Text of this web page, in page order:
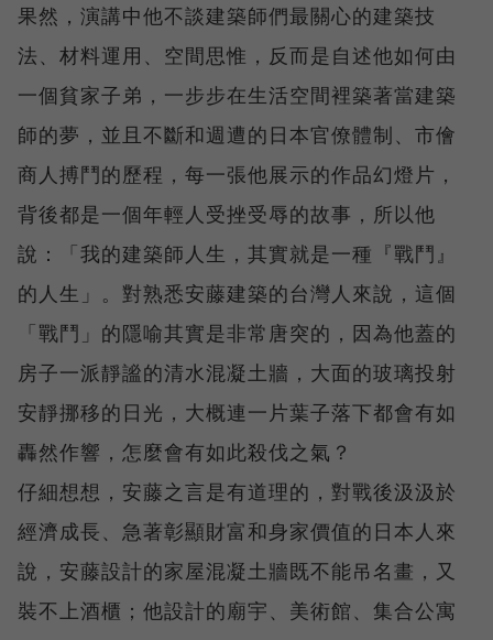
果然，演講中他不談建築師們最關心的建築技
法、材料運用、空間思惟，反而是自述他如何由
一個貧家子弟，一步步在生活空間裡築著當建築
師的夢，並且不斷和週遭的日本官僚體制、市儈
商人搏鬥的歷程，每一張他展示的作品幻燈片，
背後都是一個年輕人受挫受辱的故事，所以他
說：「我的建築師人生，其實就是一種『戰鬥』
的人生」。對熟悉安藤建築的台灣人來說，這個
「戰鬥」的隱喻其實是非常唐突的，因為他蓋的
房子一派靜謐的清水混凝土牆，大面的玻璃投射
安靜挪移的日光，大概連一片葉子落下都會有如
轟然作響，怎麼會有如此殺伐之氣？
仔細想想，安藤之言是有道理的，對戰後汲汲於
經濟成長、急著彰顯財富和身家價值的日本人來
說，安藤設計的家屋混凝土牆既不能吊名畫，又
裝不上酒櫃；他設計的廟宇、美術館、集合公寓